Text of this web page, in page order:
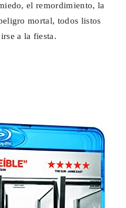
el remordimiento, la
mortal, todos listos
a la fiesta.